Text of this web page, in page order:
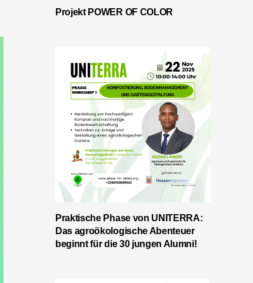
Projekt POWER OF COLOR
Praktische Phase von UNITERRA:
Das agroökologische Abenteuer
beginnt für die 30 jungen Alumni!